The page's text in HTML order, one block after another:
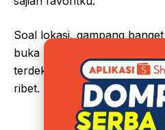
Soal lokasi, gampang
buka
, ketik
terdekat, dan langsung
ribet.